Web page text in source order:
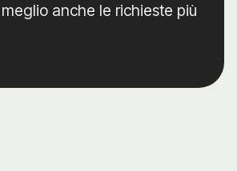
anche le richieste più